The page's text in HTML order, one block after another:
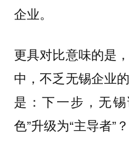
企业。
更具对比意味的是
中，不乏无锡企业
是：下一步，无
色”升级为“主导者”？